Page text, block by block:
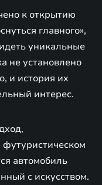
к открытию
главного»,
уникальные
не установлено
и история их
интерес.
автомобиль
с искусством.